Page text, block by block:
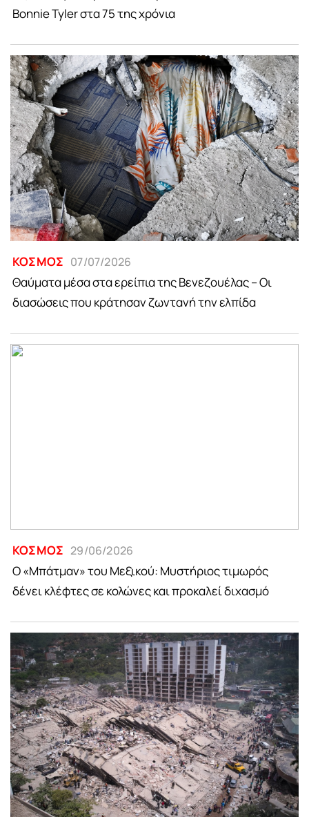
Bonnie Tyler στα 75 της χρόνια
ΚΟΣΜΟΣ 07/07/2026
Θαύματα μέσα στα ερείπια της Βενεζουέλας – Οι
διασώσεις που κράτησαν ζωντανή την ελπίδα
ΚΟΣΜΟΣ 29/06/2026
Ο «Μπάτμαν» του Μεξικού: Μυστήριος τιμωρός
δένει κλέφτες σε κολώνες και προκαλεί διχασμό